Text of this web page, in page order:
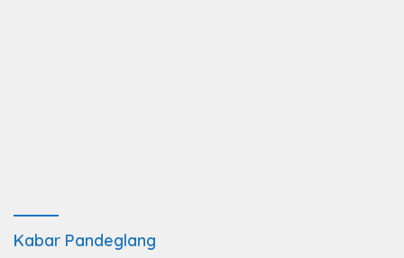
Kabar Pandeglang